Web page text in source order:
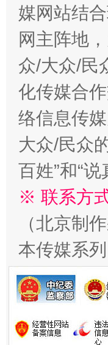
在谋一域
习近平的博
“刷贴”
媒网站结
网主阵地
众/大众/民
化传媒合
络信息传
大众/民众
百姓”和“
※ 联系方
（北京制
本传媒系